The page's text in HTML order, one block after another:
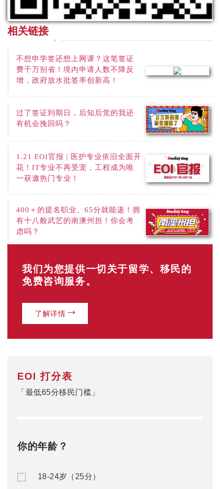
相关链接
不想申学签还想上网课？这笔签证
费千万别省！境内申请人数不降反
增，政府放水批签率创新高！
过了签证到期日，后知后觉的我还
有机会挽回吗？
1.21 EOI官报 | 医护专业依旧全面开
花！IT专业不再受宠，工程成为唯
一获邀热门专业！
400＋的提名职业、65分就能递！拥
有十八般武艺的南澳州担！你会考
虑吗？
我们为您提供一切关于留学、移民的
免费咨询服务。
了解详情
EOI 打分表
「最低65分移民门槛」
你的年龄？
18-24岁（25分）